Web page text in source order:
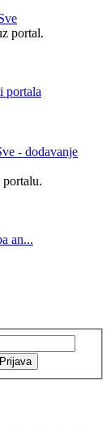
portal.
portala
- dodavanje
an...